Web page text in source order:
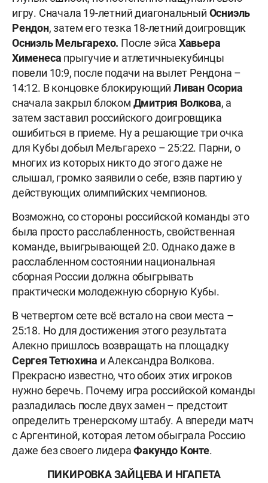
игру. Сначала 19-летний диагональный Осниэль
Рендон, затем его тезка 18-летний доигровщик
Осниэль Мельгарехо. После эйса Хавьера
Хименеса прыгучие и атлетичныекубинцы
повели 10:9, после подачи на вылет Рендона –
14:12. В концовке блокирующий Ливан Осориа
сначала закрыл блоком Дмитрия Волкова, а
затем заставил российского доигровщика
ошибиться в приеме. Ну а решающие три очка
для Кубы добыл Мельгарехо – 25:22. Парни, о
многих из которых никто до этого даже не
слышал, громко заявили о себе, взяв партию у
действующих олимпийских чемпионов.
Возможно, со стороны российской команды это
была просто расслабленность, свойственная
команде, выигрывающей 2:0. Однако даже в
расслабленном состоянии национальная
сборная России должна обыгрывать
практически молодежную сборную Кубы.
В четвертом сете всё встало на свои места –
25:18. Но для достижения этого результата
Алекно пришлось возвращать на площадку
Сергея Тетюхина и Александра Волкова.
Прекрасно известно, что обоих этих игроков
нужно беречь. Почему игра российской команды
разладилась после двух замен – предстоит
определить тренерскому штабу. А впереди матч
с Аргентиной, которая летом обыграла Россию
даже без своего лидераФакундо Конте.
ПИКИРОВКА ЗАЙЦЕВА И НГАПЕТА